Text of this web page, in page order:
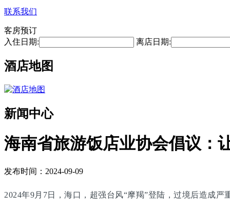
联系我们
客房预订
入住日期:
离店日期:
酒店地图
新闻中心
海南省旅游饭店业协会倡议：
发布时间：2024-09-09
2024年9月7日，海口，超强台风“摩羯”登陆，过境后造成严